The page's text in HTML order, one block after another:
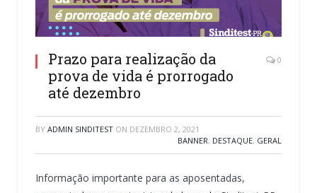
Prazo para realização da
prova de vida é prorrogado
até dezembro
0
BY ADMIN SINDITEST ON DEZEMBRO 2, 2021
BANNER, DESTAQUE, GERAL
Informação importante para as aposentadas,